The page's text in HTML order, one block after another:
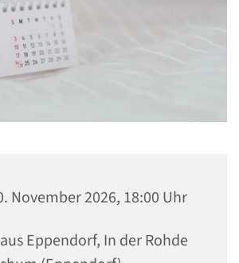
November 2026, 18:00 Uhr
Eppendorf, In der Rohde